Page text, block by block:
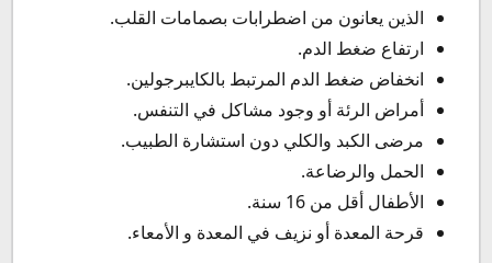
الذين يعانون من اضطرابات بصمامات القلب.
ارتفاع ضغط الدم.
انخفاض ضغط الدم المرتبط بالكايبرجولين.
أمراض الرئة أو وجود مشاكل في التنفس.
مرضى الكبد والكلي دون استشارة الطبيب.
الحمل والرضاعة.
الأطفال أقل من 16 سنة.
قرحة المعدة أو نزيف في المعدة و الأمعاء.